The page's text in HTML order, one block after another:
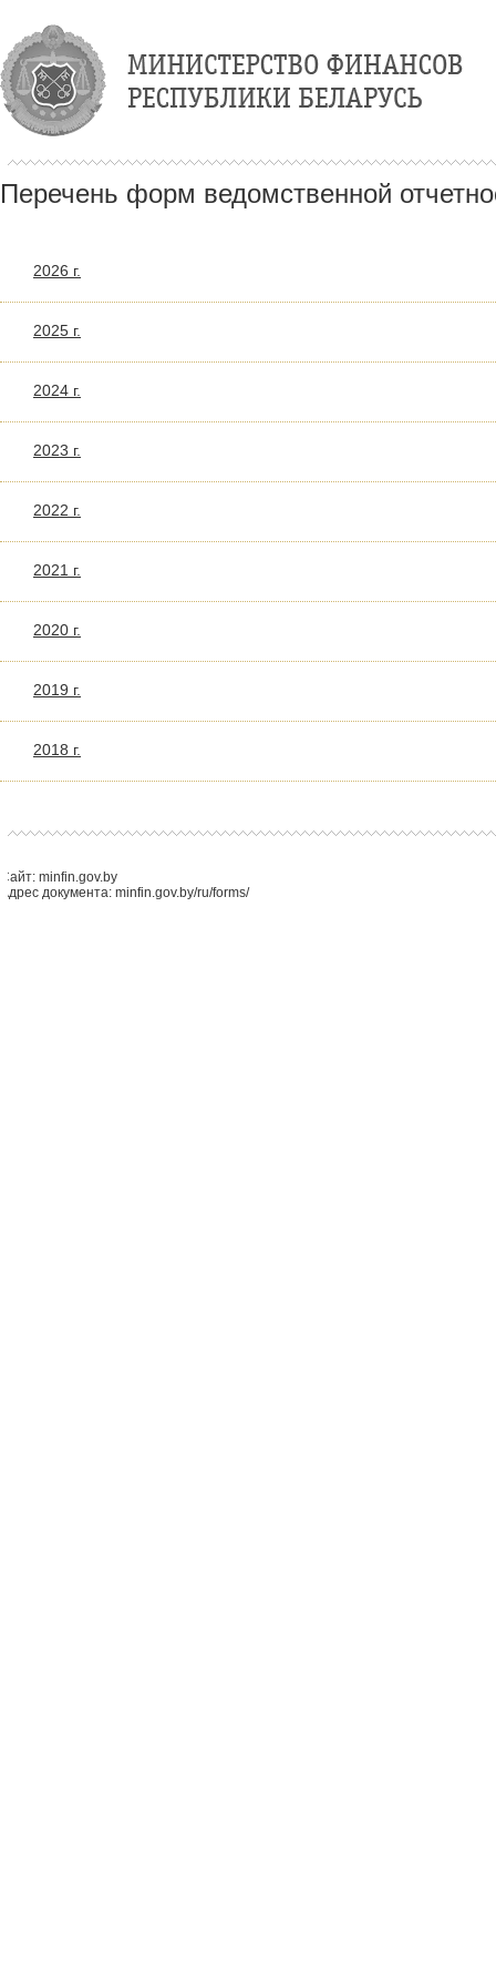
Перечень форм ведомственной
2026 г.
2025 г.
2024 г.
2023 г.
2022 г.
2021 г.
2020 г.
2019 г.
2018 г.
Сайт: minfin.gov.by
Адрес документа: minfin.gov.by/ru/forms/